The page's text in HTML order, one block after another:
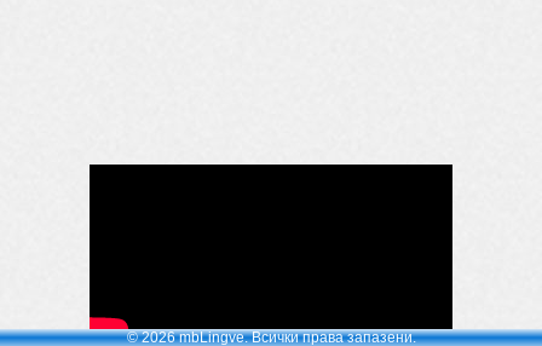
© 2026 mbLingve. Всички права запазени.